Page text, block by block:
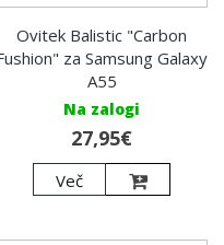
Ovitek Balistic "Carbon
za Samsung Galaxy
A55
Na zalogi
27,95€
Več